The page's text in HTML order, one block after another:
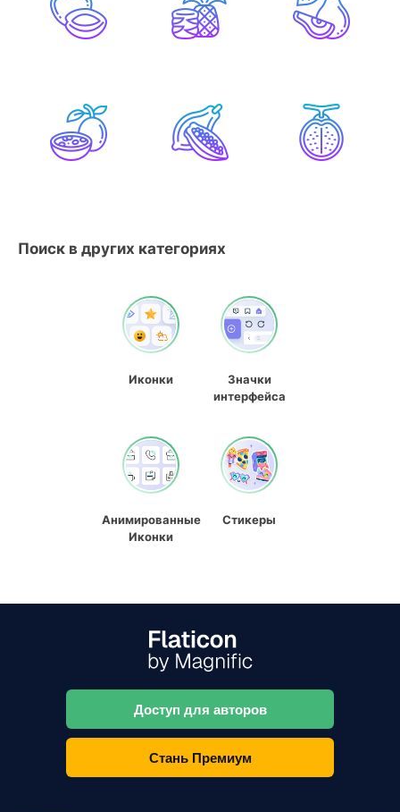
Поиск в других категориях
Иконки
Значки
интерфейса
Анимированные
Иконки
Стикеры
Доступ для авторов
Стань Премиум